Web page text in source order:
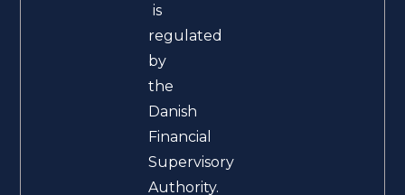
is
regulated
by
the
Danish
Financial
Supervisory
Authority.